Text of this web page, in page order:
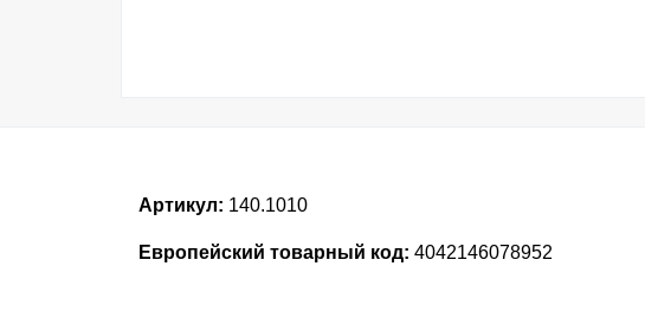
Артикул: 140.1010
Европейский товарный код: 4042146078952